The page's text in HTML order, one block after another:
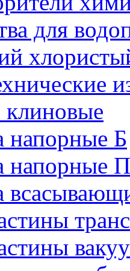
для
напорные Б
напорные П